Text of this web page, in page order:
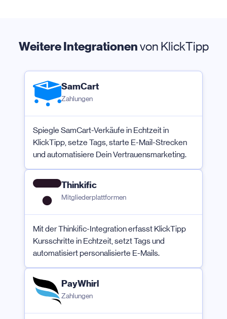
Weitere Integrationenvon KlickTipp
SamCart
Zahlungen
Spiegle SamCart-Verkäufe in Echtzeit in
KlickTipp, setze Tags, starte E-Mail-Strecken
und automatisiere Dein Vertrauensmarketing.
Thinkific
Mitgliederplattformen
Mit der Thinkific-Integration erfasst KlickTipp
Kursschritte in Echtzeit, setzt Tags und
automatisiert personalisierte E-Mails.
PayWhirl
Zahlungen